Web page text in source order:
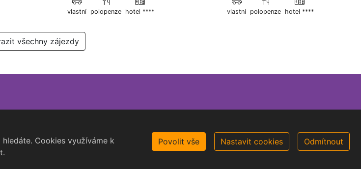
vlastní polopenze hotel **** vlastní polopenze hotel ****
všechny zájezdy
Cookies využíváme k
Povolit vše Nastavit cookies Odmítnout